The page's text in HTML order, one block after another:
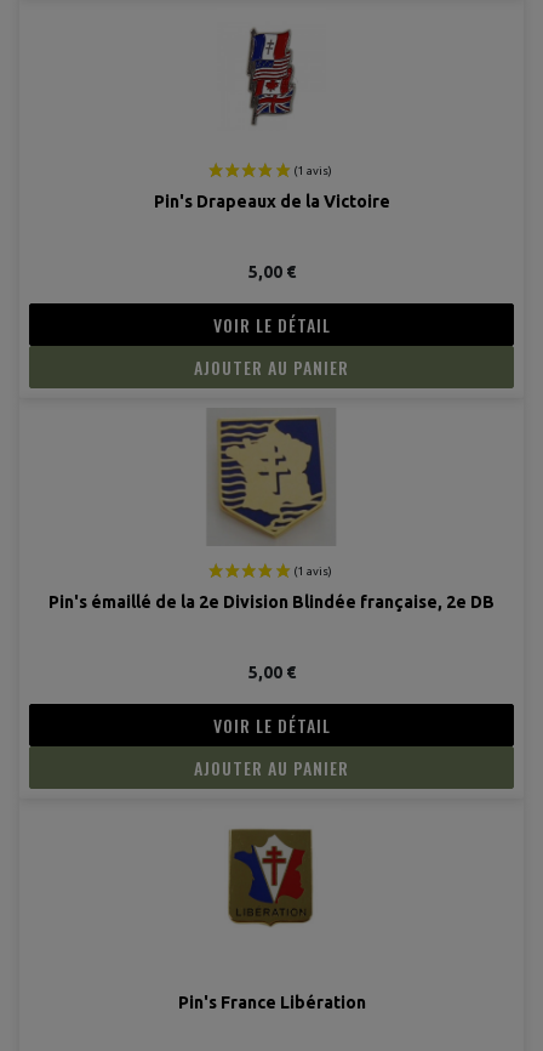
Pin's Drapeaux de la Victoire
5,00 €
VOIR LE DÉTAIL
AJOUTER AU PANIER
Pin's émaillé de la 2e Division Blindée française, 2e DB
5,00 €
VOIR LE DÉTAIL
AJOUTER AU PANIER
Pin's France Libération